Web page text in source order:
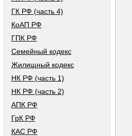
ГК РФ (часть 4)
КоАП РФ
ГПК РФ
Семейный кодекс
Жилищный кодекс
НК РФ (часть 1)
НК РФ (часть 2)
АПК РФ
ГрК РФ
КАС РФ